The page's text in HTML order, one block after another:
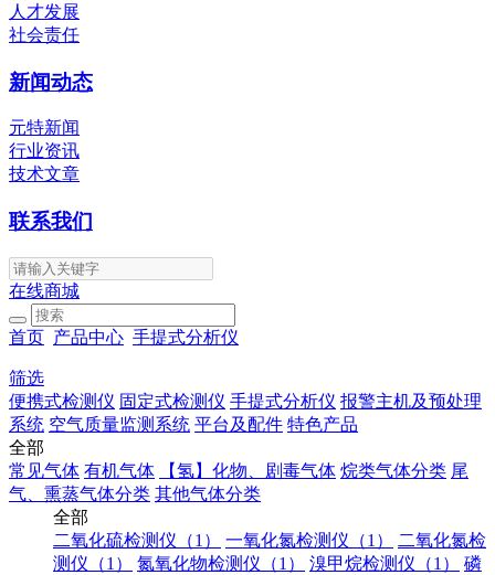
人才发展
社会责任
新闻动态
元特新闻
行业资讯
技术文章
联系我们
在线商城
首页 产品中心 手提式分析仪
筛选
便携式检测仪 固定式检测仪 手提式分析仪 报警主机及预处理
系统 空气质量监测系统 平台及配件 特色产品
全部
常见气体 有机气体 【氢】化物、剧毒气体 烷类气体分类 尾
气、熏蒸气体分类 其他气体分类
全部
二氧化硫检测仪（1）
一氧化氮检测仪（1）
二氧化氮检
测仪（1）
氮氧化物检测仪（1） 溴甲烷检测仪（1）
磷